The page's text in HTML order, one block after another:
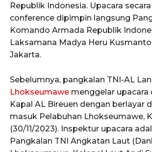
Republik Indonesia. Upacara
conference dipimpin langsung
Komando Armada Republik
Laksamana Madya Heru
Jakarta.
Sebelumnya, pangkalan TNI-AL
Lhokseumawe menggelar upacara
Kapal AL Bireuen dengan berlayar
masuk Pelabuhan Lhokseumawe,
(30/11/2023). Inspektur upacara
Pangkalan TNI Angkatan Laut